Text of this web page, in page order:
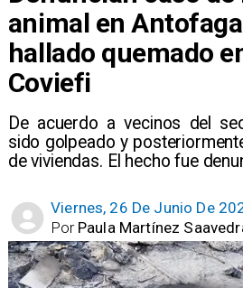
animal en
hallado quemado
Coviefi
De acuerdo a vecinos del
sido golpeado y
de viviendas. El hecho fue
Viernes, 26 De Junio De
Paula Martínez
Por